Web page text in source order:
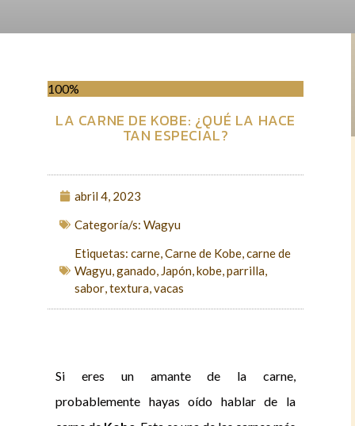
100%
LA CARNE DE KOBE: ¿QUÉ LA HACE
TAN ESPECIAL?
abril 4, 2023
Categoría/s: Wagyu
Etiquetas: carne,Carne de Kobe,carne de
Wagyu,ganado, Japón,kobe,parrilla,
sabor,textura,vacas
Si eres un amante de la carne,
probablemente hayas oído hablar de la